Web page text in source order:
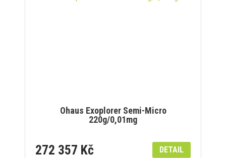
Ohaus Exoplorer Semi-Micro
220g/0,01mg
272 357 Kč DETAIL